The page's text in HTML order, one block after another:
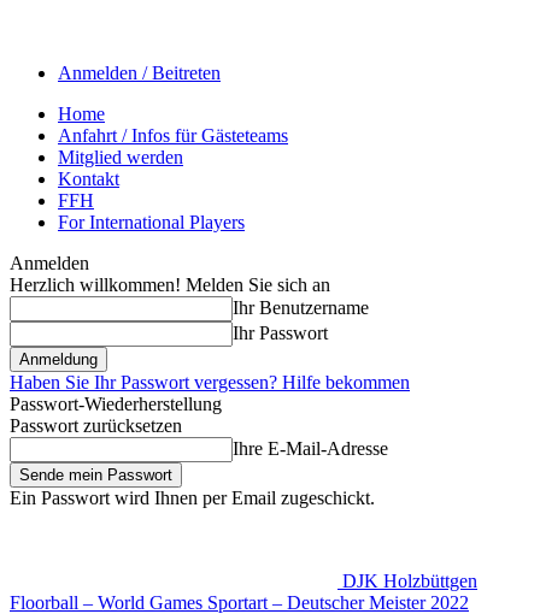
Anmelden / Beitreten
Home
Anfahrt / Infos für Gästeteams
Mitglied werden
Kontakt
FFH
For International Players
Anmelden
Herzlich willkommen! Melden Sie sich an
Ihr Benutzername
Ihr Passwort
Haben Sie Ihr Passwort vergessen? Hilfe bekommen
Passwort-Wiederherstellung
Passwort zurücksetzen
Ihre E-Mail-Adresse
Ein Passwort wird Ihnen per Email zugeschickt.
DJK Holzbüttgen
Floorball – World Games Sportart – Deutscher Meister 2022